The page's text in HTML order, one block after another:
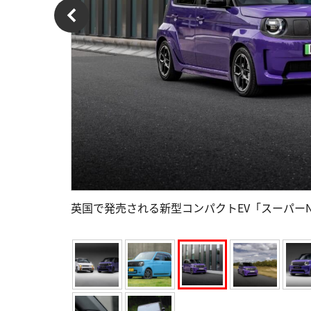
英国で発売される新型コンパクトEV「スーパー